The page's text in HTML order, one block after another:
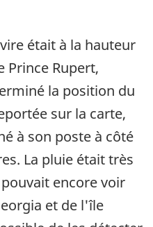
était à la hauteur
Prince Rupert,
la position du
sur la carte,
à son poste à côté
La pluie était très
encore voir
et de l'île